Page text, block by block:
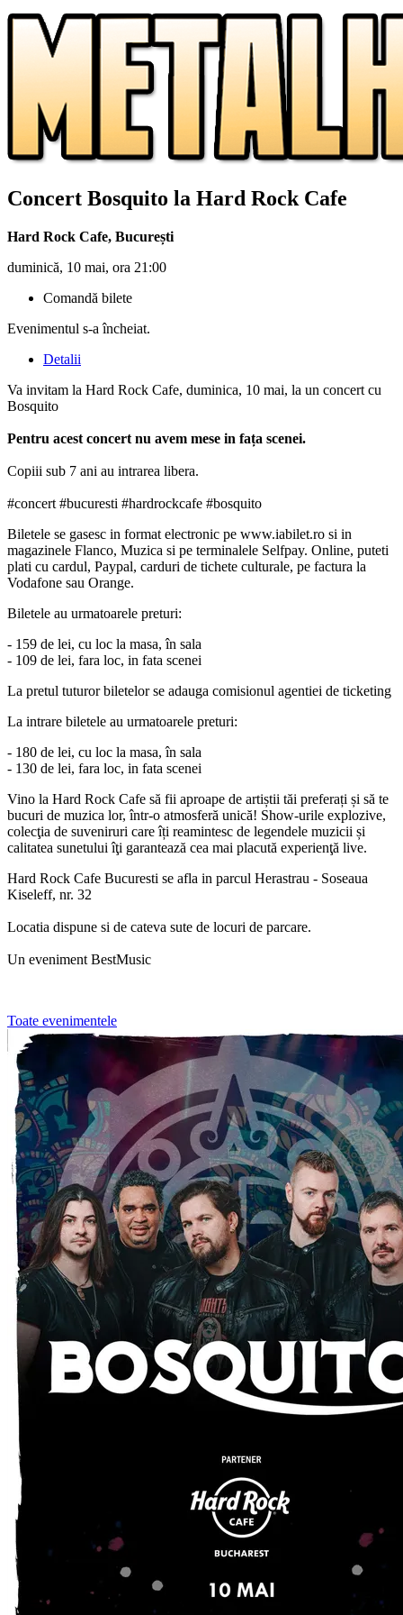
Concert Bosquito la Hard Rock Cafe
Hard Rock Cafe, București
duminică, 10 mai, ora 21:00
Comandă bilete
Evenimentul s-a încheiat.
Detalii
Va invitam la Hard Rock Cafe, duminica, 10 mai, la un concert cu
Bosquito
Pentru acest concert nu avem mese in fața scenei.
Copiii sub 7 ani au intrarea libera.
#concert #bucuresti #hardrockcafe #bosquito
Biletele se gasesc in format electronic pe www.iabilet.ro si in
magazinele Flanco, Muzica si pe terminalele Selfpay. Online, puteti
plati cu cardul, Paypal, carduri de tichete culturale, pe factura la
Vodafone sau Orange.
Biletele au urmatoarele preturi:
- 159 de lei, cu loc la masa, în sala
- 109 de lei, fara loc, in fata scenei
La pretul tuturor biletelor se adauga comisionul agentiei de ticketing
La intrare biletele au urmatoarele preturi:
- 180 de lei, cu loc la masa, în sala
- 130 de lei, fara loc, in fata scenei
Vino la Hard Rock Cafe să fii aproape de artiștii tăi preferați și să te
bucuri de muzica lor, într-o atmosferă unică! Show-urile explozive,
colecţia de suveniruri care îți reamintesc de legendele muzicii și
calitatea sunetului îţi garantează cea mai placută experienţă live.
Hard Rock Cafe Bucuresti se afla in parcul Herastrau - Soseaua
Kiseleff, nr. 32
Locatia dispune si de cateva sute de locuri de parcare.
Un eveniment BestMusic
Toate evenimentele